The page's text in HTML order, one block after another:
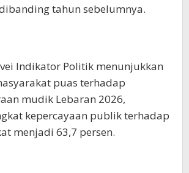
tahun sebelumnya.
Indikator Politik menunjukkan
puas terhadap
mudik Lebaran 2026,
kepercayaan publik terhadap
menjadi 63,7 persen.